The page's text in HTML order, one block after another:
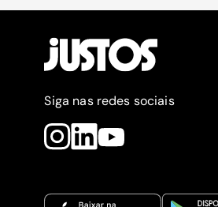
Siga nas redes sociais